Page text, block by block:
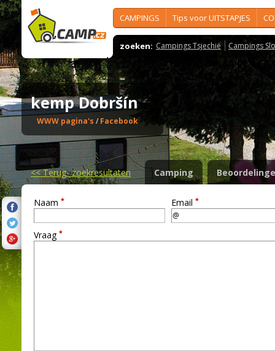
CAMPINGS Tips voor UITSTAPJES
zoeken: Campings Tsjechië Campings
kemp Dobršín
WWW pagina's / Facebook
<<Terug- zoekresultaten Camping
Naam * Email *
Vraag *